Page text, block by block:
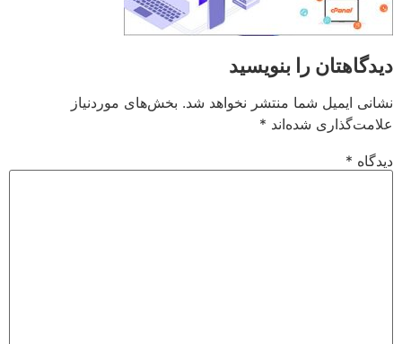
دیدگاهتان را بنویسید
نشانی ایمیل شما منتشر نخواهد شد. بخش‌های موردنیاز
علامت‌گذاری شده‌اند *
دیدگاه *